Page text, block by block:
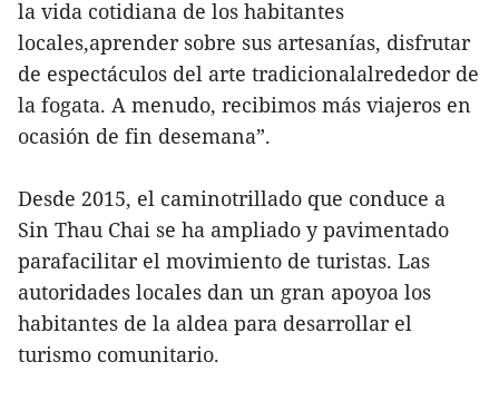
la vida cotidiana de los habitantes
locales,aprender sobre sus artesanías, disfrutar
de espectáculos del arte tradicionalalrededor de
la fogata. A menudo, recibimos más viajeros en
ocasión de fin desemana”.
Desde 2015, el caminotrillado que conduce a
Sin Thau Chai se ha ampliado y pavimentado
parafacilitar el movimiento de turistas. Las
autoridades locales dan un gran apoyoa los
habitantes de la aldea para desarrollar el
turismo comunitario.